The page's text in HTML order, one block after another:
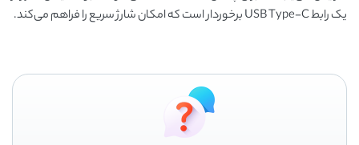
یک رابط USB Type-C برخوردار است که امکان شارژ سریع را فراهم می‌کند.